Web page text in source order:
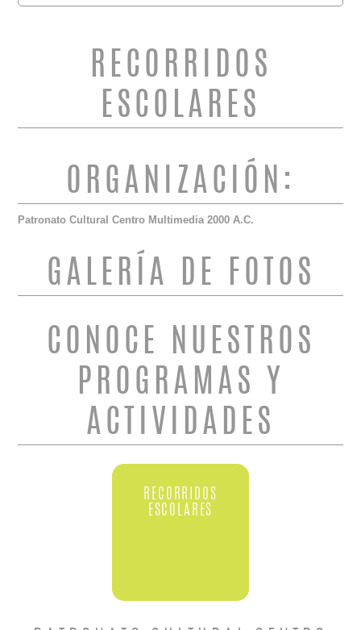
FORMULARIO DE
BÚSQUEDA
RECORRIDOS
ESCOLARES
ORGANIZACIÓN:
Patronato Cultural Centro Multimedia 2000 A.C.
GALERÍA DE FOTOS
CONOCE NUESTROS
PROGRAMAS Y
ACTIVIDADES
RECORRIDOS
ESCOLARES